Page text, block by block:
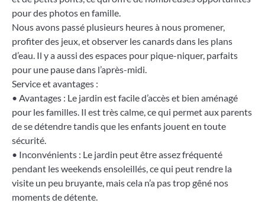
pour des photos en famille.
Nous avons passé plusieurs heures à nous promener,
profiter des jeux, et observer les canards dans les plans
d’eau. Il y a aussi des espaces pour pique-niquer, parfaits
pour une pause dans l’après-midi.
Service et avantages :
• Avantages : Le jardin est facile d’accès et bien aménagé
pour les familles. Il est très calme, ce qui permet aux parents
de se détendre tandis que les enfants jouent en toute
sécurité.
• Inconvénients : Le jardin peut être assez fréquenté
pendant les weekends ensoleillés, ce qui peut rendre la
visite un peu bruyante, mais cela n’a pas trop gêné nos
moments de détente.